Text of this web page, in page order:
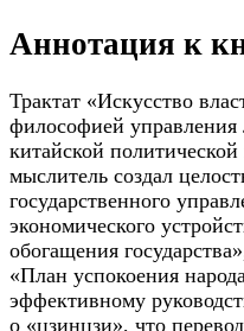
Аннотация к
Трактат «Искусство
философией
китайской
мыслитель создал
государственного
экономического
обогащения
«План успокоения
эффективному
о «цзинцзи», что